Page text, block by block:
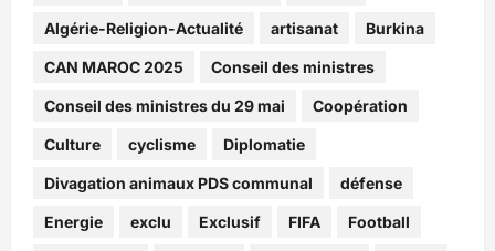
Algérie-Religion-Actualité artisanat Burkina
CAN MAROC 2025 Conseil des ministres
Conseil des ministres du 29 mai Coopération
Culture cyclisme Diplomatie
Divagation animaux PDS communal défense
Energie exclu Exclusif FIFA Football